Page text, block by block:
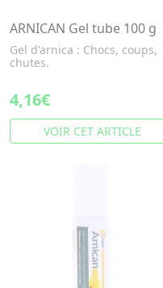
ARNICAN Gel tube 100 g
Gel d'arnica : Chocs, coups,
chutes.
4,16€
VOIR CET ARTICLE